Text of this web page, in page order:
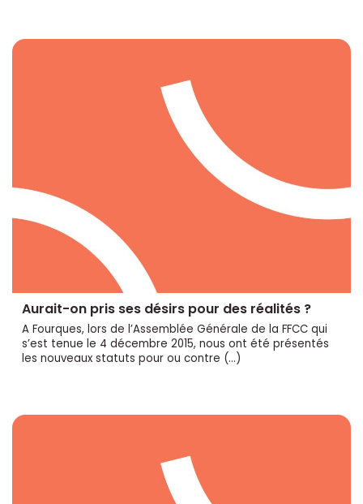
Aurait-on pris ses désirs pour des réalités ?
A Fourques, lors de l’Assemblée Générale de la FFCC qui
s’est tenue le 4 décembre 2015, nous ont été présentés
les nouveaux statuts pour ou contre (…)